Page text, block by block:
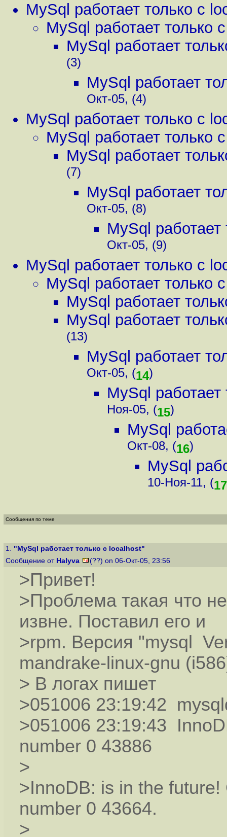
MySql работает только с
MySql работает только
MySql работает
(3)
MySql работает
Окт-05, (4)
MySql работает только с
MySql работает только
MySql работает
(7)
MySql работает
Окт-05, (8)
MySql
Окт-05, (9)
MySql работает только с
MySql работает только
MySql работает
MySql работает
(13)
MySql работает
Окт-05, (14)
MySql
Ноя-05, (15)
MySql
Окт-08, (16)
MySql
10-Ноя-11, (17
Сообщения по теме
1. "MySql работает только с localhost"
Сообщение от Halyva (??) on 06-Окт-05, 23:56
>Привет!
>Проблема такая что
извне. Поставил его и
>rpm. Версия "mysql
mandrake-linux-gnu
> В логах пишет
>051006 23:19:42
>051006 23:19:43
number 0 43886
>
>InnoDB: is in the
number 0 43664.
>